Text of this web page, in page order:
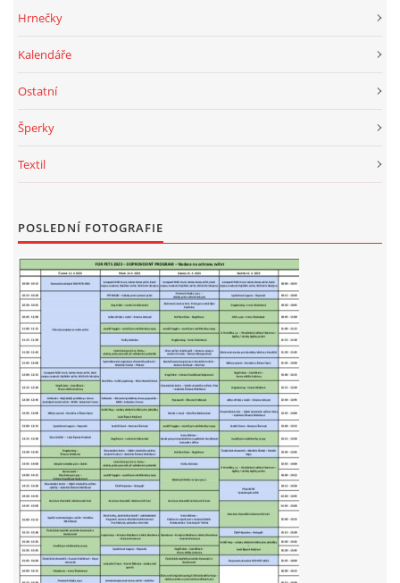
Hrnečky
Kalendáře
Ostatní
Šperky
Textil
POSLEDNÍ FOTOGRAFIE